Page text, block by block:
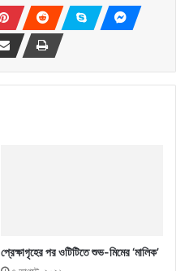
প্রেক্ষাগৃহের পর ওটিটিতে শুভ-মিমের ‘মালিক’